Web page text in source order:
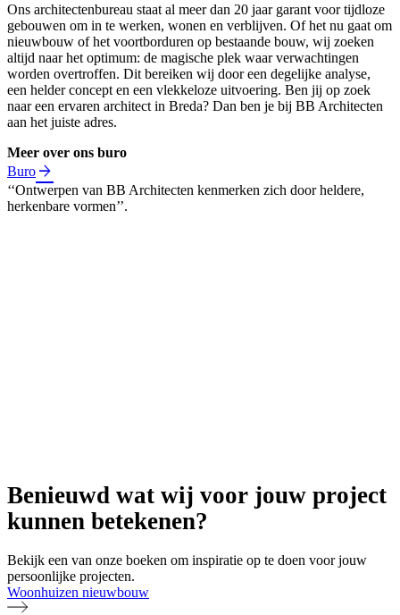
Ons architectenbureau staat al meer dan 20 jaar garant voor tijdloze
gebouwen om in te werken, wonen en verblijven. Of het nu gaat om
nieuwbouw of het voortborduren op bestaande bouw, wij zoeken
altijd naar het optimum: de magische plek waar verwachtingen
worden overtroffen. Dit bereiken wij door een degelijke analyse,
een helder concept en een vlekkeloze uitvoering. Ben jij op zoek
naar een ervaren architect in Breda? Dan ben je bij BB Architecten
aan het juiste adres.
Meer over ons buro
Buro
‘‘Ontwerpen van BB Architecten kenmerken zich door heldere,
herkenbare vormen’’.
Benieuwd wat wij voor jouw project
kunnen betekenen?
Bekijk een van onze boeken om inspiratie op te doen voor jouw
persoonlijke projecten.
Woonhuizen nieuwbouw